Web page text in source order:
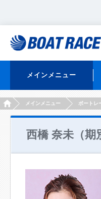
メインメニュー
HOMEメインメニュー ボートレ
西橋 奈未（期